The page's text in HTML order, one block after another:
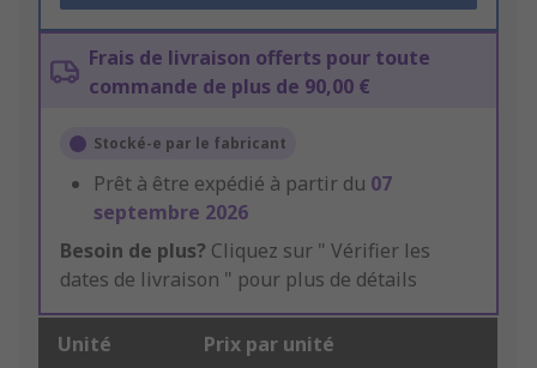
Frais de livraison offerts pour toute
commande de plus de 90,00 €
Stocké-e par le fabricant
Prêt à être expédié à partir du 07
septembre 2026
Besoin de plus? Cliquez sur " Vérifier les
dates de livraison " pour plus de détails
Unité Prix par unité